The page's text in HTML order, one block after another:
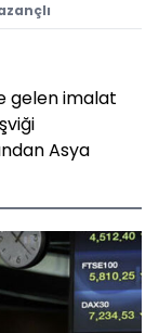
gelen imalat
Asya